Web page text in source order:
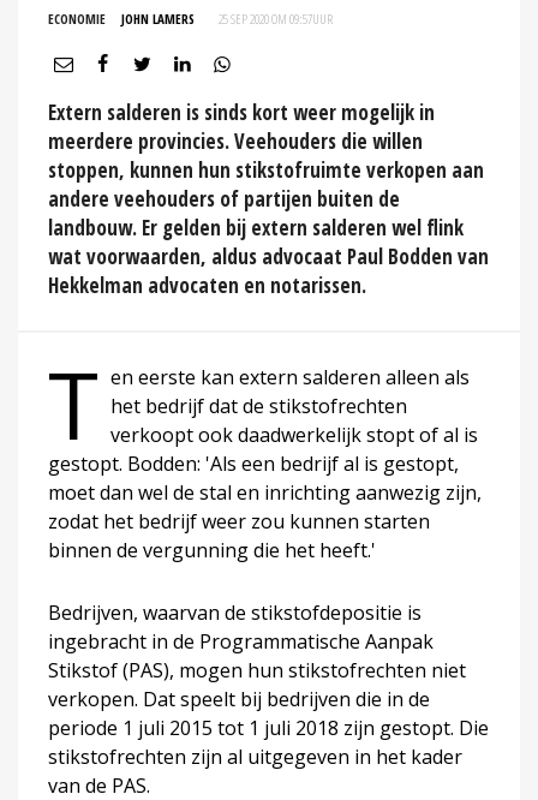
ECONOMIE JOHN LAMERS 25 SEP 2020 OM 09:57UUR
Extern salderen is sinds kort weer mogelijk in
meerdere provincies. Veehouders die willen
stoppen, kunnen hun stikstofruimte verkopen aan
andere veehouders of partijen buiten de
landbouw. Er gelden bij extern salderen wel flink
wat voorwaarden, aldus advocaat Paul Bodden van
Hekkelman advocaten en notarissen.
T en eerste kan extern salderen alleen als
het bedrijf dat de stikstofrechten
verkoopt ook daadwerkelijk stopt of al is
gestopt. Bodden: 'Als een bedrijf al is gestopt,
moet dan wel de stal en inrichting aanwezig zijn,
zodat het bedrijf weer zou kunnen starten
binnen de vergunning die het heeft.'
Bedrijven, waarvan de stikstofdepositie is
ingebracht in de Programmatische Aanpak
Stikstof (PAS), mogen hun stikstofrechten niet
verkopen. Dat speelt bij bedrijven die in de
periode 1 juli 2015 tot 1 juli 2018 zijn gestopt. Die
stikstofrechten zijn al uitgegeven in het kader
van de PAS.